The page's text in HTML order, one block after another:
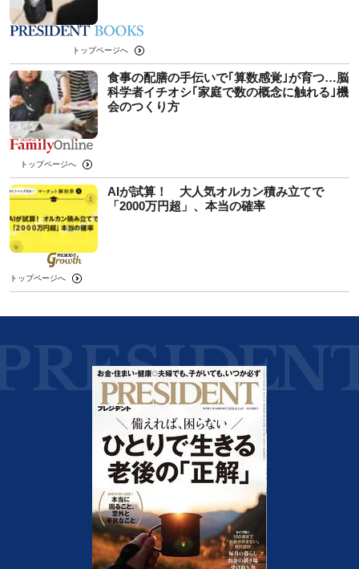
トップページへ
食事の配膳の手伝いで｢算数感覚｣が育つ…脳
科学者イチオシ｢家庭で数の概念に触れる｣機
会のつくり方
トップページへ
AIが試算！ 大人気オルカン積み立てで
「2000万円超」、本当の確率
トップページへ